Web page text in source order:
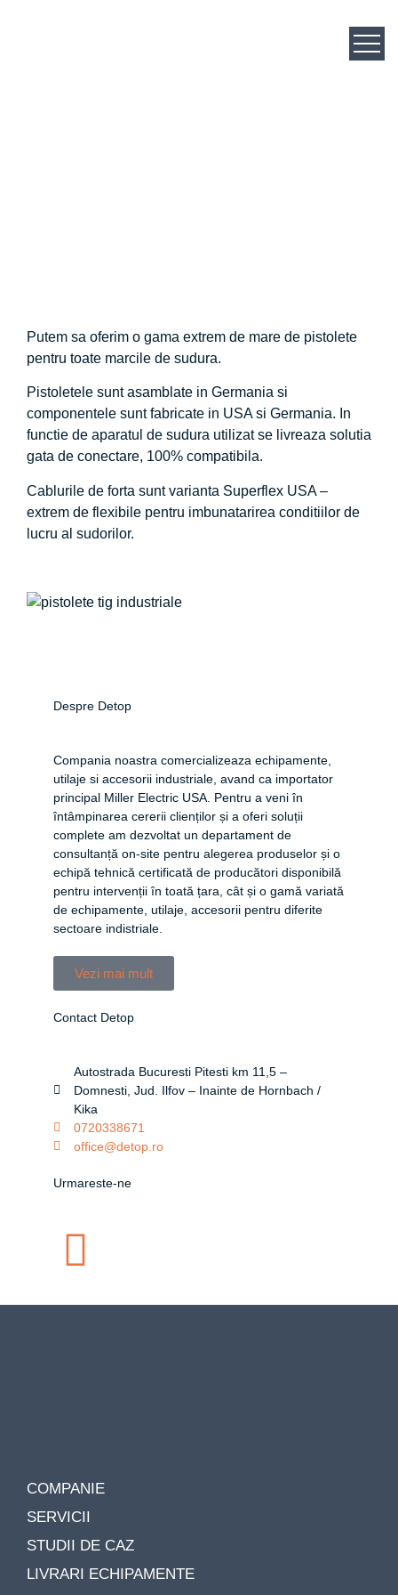
Putem sa oferim o gama extrem de mare de pistolete
pentru toate marcile de sudura.
Pistoletele sunt asamblate in Germania si
componentele sunt fabricate in USA si Germania. In
functie de aparatul de sudura utilizat se livreaza solutia
gata de conectare, 100% compatibila.
Cablurile de forta sunt varianta Superflex USA –
extrem de flexibile pentru imbunatarirea conditiilor de
lucru al sudorilor.
Despre Detop
Compania noastra comercializeaza echipamente,
utilaje si accesorii industriale, avand ca importator
principal Miller Electric USA. Pentru a veni în
întâmpinarea cererii clienților și a oferi soluții
complete am dezvoltat un departament de
consultanță on-site pentru alegerea produselor și o
echipă tehnică certificată de producători disponibilă
pentru intervenții în toată țara, cât și o gamă variată
de echipamente, utilaje, accesorii pentru diferite
sectoare indistriale.
Vezi mai mult
Contact Detop
Autostrada Bucuresti Pitesti km 11,5 –
Domnesti, Jud. Ilfov – Inainte de Hornbach /
Kika
0720338671
office@detop.ro
Urmareste-ne
COMPANIE
SERVICII
STUDII DE CAZ
LIVRARI ECHIPAMENTE